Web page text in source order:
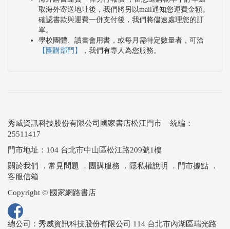
取海外寄送地址後，我們將另以mail通知您運費金額。
確認書款與運費一併支付後，我們將儘速處理您的訂
單。
學校團體、讀書會用書，或每月需特定數量者，可洽
【團購部門】
，我們有專人為您服務。
秀威資訊科技股份有限公司國家書店松江門市 統編：
25511417
門市地址：104 台北市中山區松江路209號1樓
關於我們
． 常見問題 ． 團購服務 ． 隱私權說明 ． 門市據點 ．
客服信箱
Copyright © 國家網路書店
總公司：秀威資訊科技股份有限公司 114 台北市內湖區瑞光路